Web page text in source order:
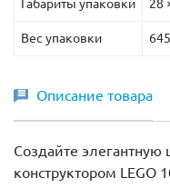
Габариты упаковки 28
Вес упаковки
Описание товара
Создайте
конструктором LEGO